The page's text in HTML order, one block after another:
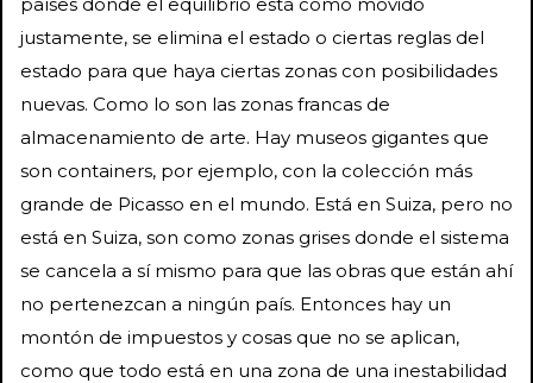
justamente, se elimina el estado o ciertas reglas del
estado para que haya ciertas zonas con posibilidades
nuevas. Como lo son las zonas francas de
almacenamiento de arte. Hay museos gigantes que
son containers, por ejemplo, con la colección más
grande de Picasso en el mundo. Está en Suiza, pero no
está en Suiza, son como zonas grises donde el sistema
se cancela a sí mismo para que las obras que están ahí
no pertenezcan a ningún país. Entonces hay un
montón de impuestos y cosas que no se aplican,
como que todo está en una zona de una inestabilidad